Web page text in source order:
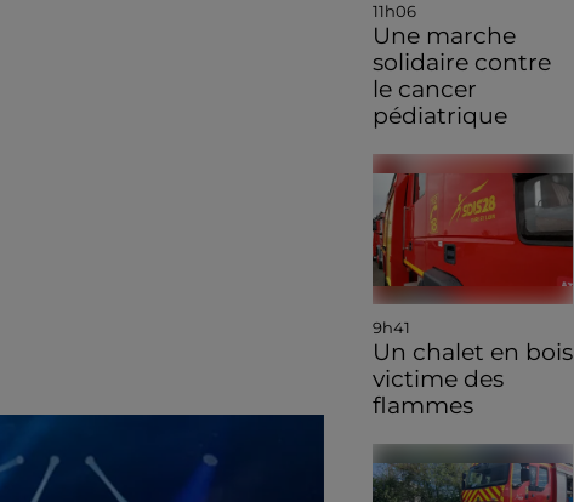
11h06
Une marche
solidaire contre
le cancer
pédiatrique
9h41
Un chalet en bois
victime des
flammes